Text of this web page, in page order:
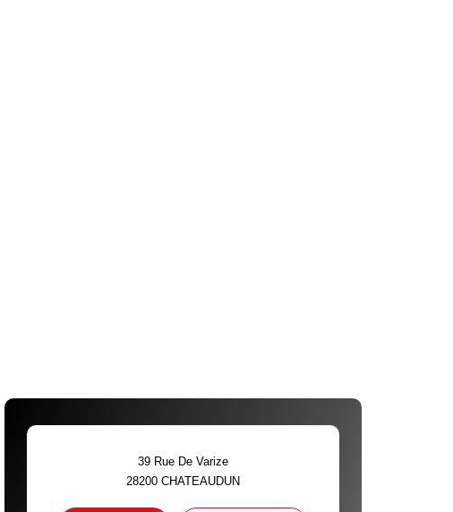
39 Rue De Varize
28200 CHATEAUDUN